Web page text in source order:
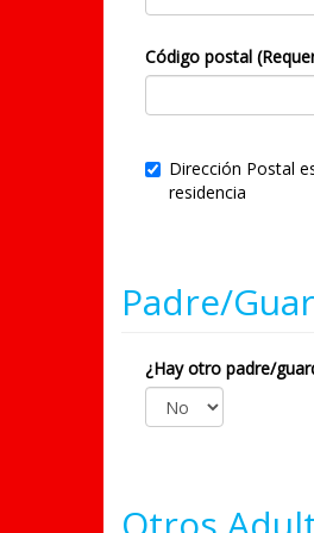
Código postal
Dirección Postal
residencia
Padre/
¿Hay otro padre/